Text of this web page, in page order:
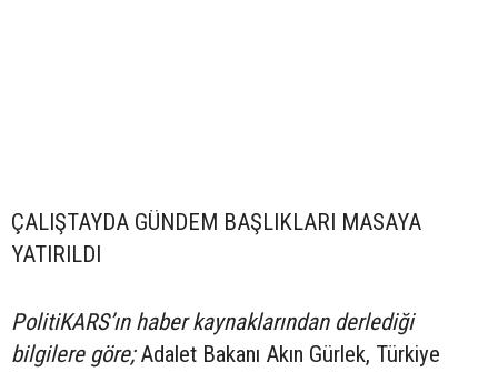
ÇALIŞTAYDA GÜNDEM BAŞLIKLARI MASAYA
YATIRILDI
PolitiKARS’ın haber kaynaklarından derlediği
bilgilere göre;Adalet Bakanı Akın Gürlek, Türkiye